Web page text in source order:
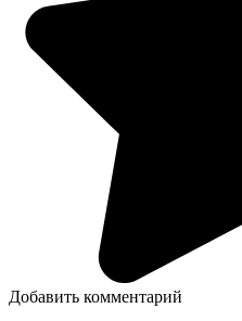
Добавить комментарий